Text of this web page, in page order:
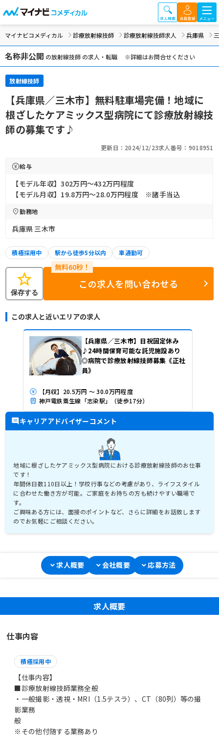
マイナビコメディカル 診療放射線技師 診療放射線技師求人 兵庫県
名称非公開 の放射線技師 の求人・転職 ※詳細はお問合せください
放射線技師
【兵庫県／三木市】無料駐車場完備！地域に
根ざしたケアミックス型病院にて診療放射線技
師の募集です♪
更新日：2024/12/23求人番号：9018951
給与
【モデル年収】302万円〜432万円程度
【モデル月収】19.8万円〜28.0万円程度 ※諸手当込
勤務地
兵庫県 三木市
積極採用中 駅から徒歩5分以内 車通勤可
star
保存する
この求人を問い合わせる
この求人と近いエリアの求人
【兵庫県／三木市】日祝固定休み
♪24時間保育可能な託児施設あり
◎病院で診療放射線技師募集《正社
員》
【月収】20.5万円 ～ 30.0万円程度
神戸電鉄粟生線「志染駅」（徒歩17分）
キャリアアドバイザーコメント
地域に根ざしたケアミックス型病院における診療放射線技師のお仕事
です！
年間休日数110日以上！学校行事などの考慮があり、ライフスタイル
に合わせた働き方が可能。ご家庭をお持ちの方も続けやすい職場で
す。
ご興味ある方には、面接のポイントなど、さらに詳細をお話致します
のでお気軽にご相談ください。
求人概要 会社概要 応募方法
求人概要
仕事内容
積極採用中
【仕事内容】
■診療放射線技師業務全般
・一般撮影・透視・MRI（1.5テスラ）、CT（80列）等の撮
影業務
般